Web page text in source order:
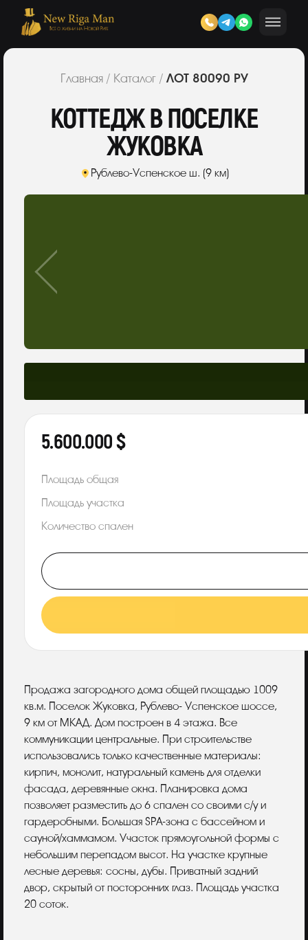
Главная/ Каталог/ ЛОТ 80090 РУ
КОТТЕДЖ В ПОСЕЛКЕ
ЖУКОВКА
Рублево-Успенское ш. (9 км)
5.600.000 $
Площадь общая
Площадь участка
Количество спален
Описание
Продажа загородного дома общей площадью 1009
кв.м. Поселок Жуковка, Рублево- Успенское шоссе,
9 км от МКАД. Дом построен в 4 этажа. Все
коммуникации центральные. При строительстве
использовались только качественные материалы:
кирпич, монолит, натуральный камень для отделки
фасада, деревянные окна. Планировка дома
позволяет разместить до 6 спален со своими с/у и
гардеробными. Большая SPA-зона с бассейном и
сауной/хаммамом. Участок прямоугольной формы с
небольшим перепадом высот. На участке крупные
лесные деревья: сосны, дубы. Приватный задний
двор, скрытый от посторонних глаз. Площадь участка
20 соток.